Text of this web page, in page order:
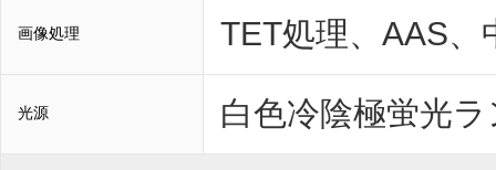
画像処理 TET処理、AAS
光源 白色冷陰極蛍光